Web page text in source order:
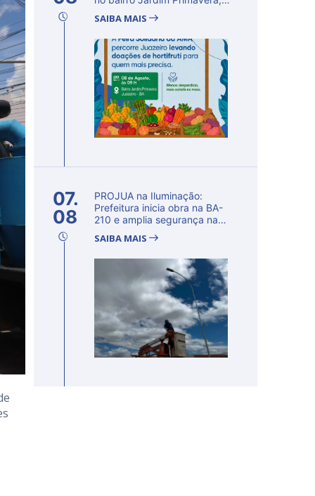
SAIBA MAIS
07.
08
PROJUA na Iluminação:
Prefeitura inicia obra na BA-
210 e amplia segurança na
SAIBA MAIS